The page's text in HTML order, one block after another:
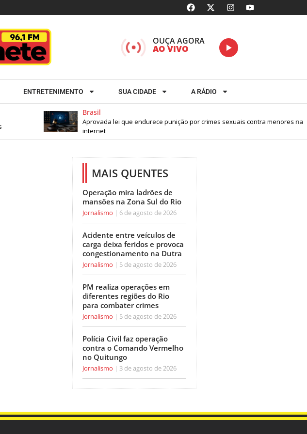
OUÇA AGORA
AO VIVO
ENTRETENIMENTO SUA CIDADE A RÁDIO
Brasil
Aprovada lei que endurece punição por crimes sexuais contra menores na
internet
MAIS QUENTES
Operação mira ladrões de
mansões na Zona Sul do Rio
Jornalismo 6 de agosto de 2026
Acidente entre veículos de
carga deixa feridos e provoca
congestionamento na Dutra
Jornalismo 5 de agosto de 2026
PM realiza operações em
diferentes regiões do Rio
para combater crimes
Jornalismo 5 de agosto de 2026
Polícia Civil faz operação
contra o Comando Vermelho
no Quitungo
Jornalismo 3 de agosto de 2026